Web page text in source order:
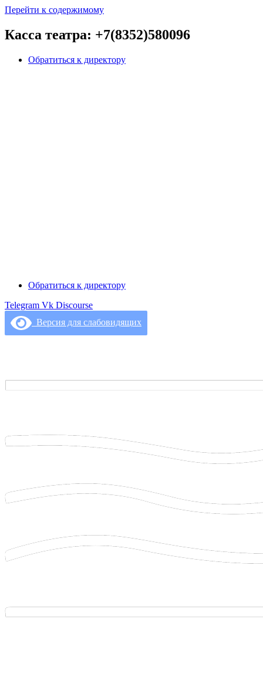
Перейти к содержимому
Касса театра: +7(8352)580096
Обратиться к директору
Обратиться к директору
Telegram Vk Discourse
Версия для слабовидящих